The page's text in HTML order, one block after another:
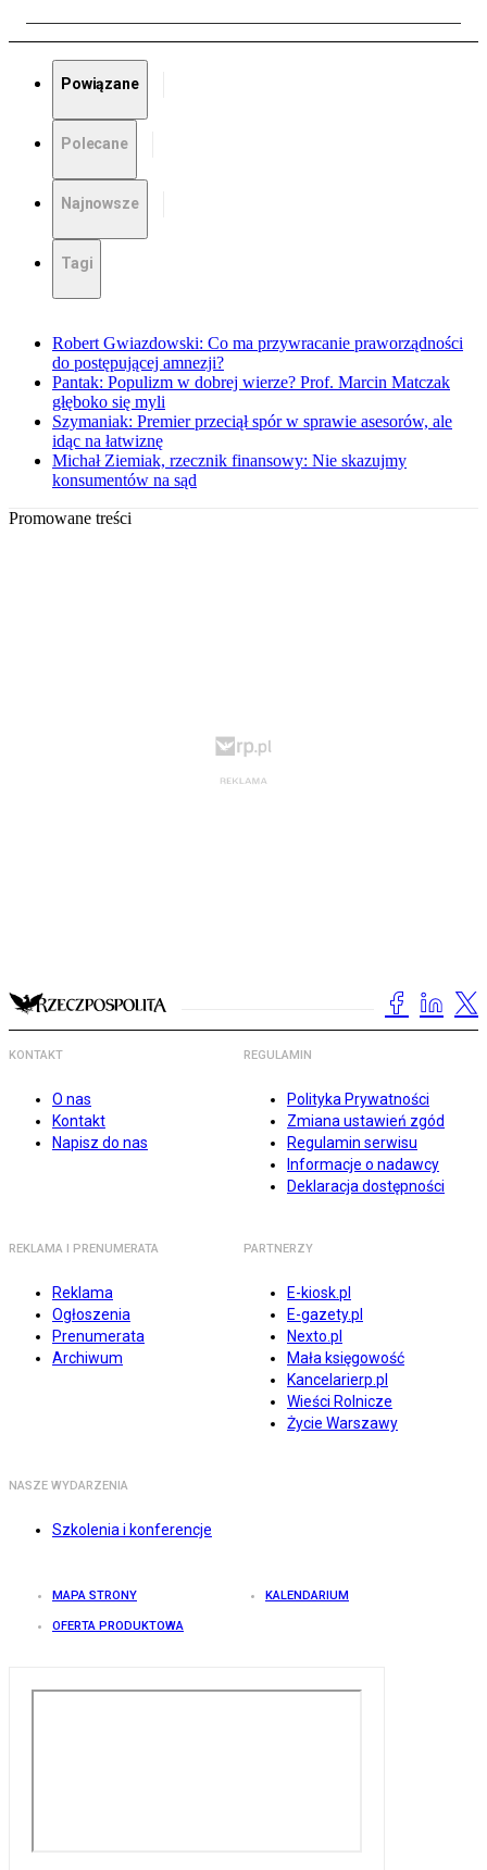
Powiązane
Polecane
Najnowsze
Tagi
Robert Gwiazdowski: Co ma przywracanie praworządności
do postępującej amnezji?
Pantak: Populizm w dobrej wierze? Prof. Marcin Matczak
głęboko się myli
Szymaniak: Premier przeciął spór w sprawie asesorów, ale
idąc na łatwiznę
Michał Ziemiak, rzecznik finansowy: Nie skazujmy
konsumentów na sąd
Promowane treści
KONTAKT
O nas
Kontakt
Napisz do nas
REGULAMIN
Polityka Prywatności
Zmiana ustawień zgód
Regulamin serwisu
Informacje o nadawcy
Deklaracja dostępności
REKLAMA I PRENUMERATA
Reklama
Ogłoszenia
Prenumerata
Archiwum
PARTNERZY
E-kiosk.pl
E-gazety.pl
Nexto.pl
Mała księgowość
Kancelarierp.pl
Wieści Rolnicze
Życie Warszawy
NASZE WYDARZENIA
Szkolenia i konferencje
MAPA STRONY KALENDARIUM
OFERTA PRODUKTOWA